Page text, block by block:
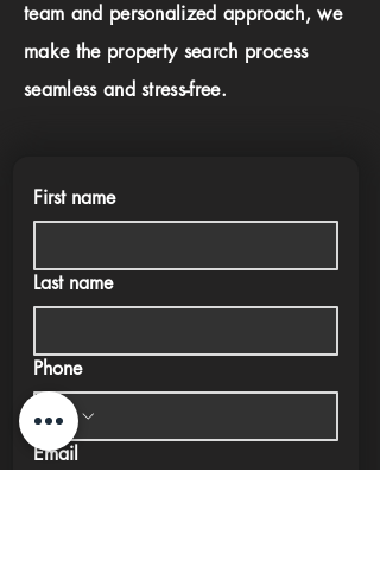
team and personalized approach, we
make the property search process
seamless and stress-free.
First name
Last name
Phone
Email